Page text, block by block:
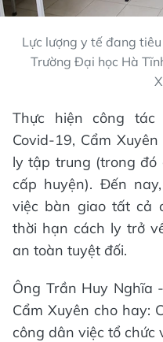
Lực lượng y tế đang
Trường Đại học Hà
Thực hiện công tác
Covid-19, Cẩm
ly tập trung (trong đó
cấp huyện). Đến
việc bàn giao tất cả
thời hạn cách ly trở
an toàn tuyệt đối.
Ông Trần Huy Nghĩa
Cẩm Xuyên cho hay:
công dân việc tổ chức